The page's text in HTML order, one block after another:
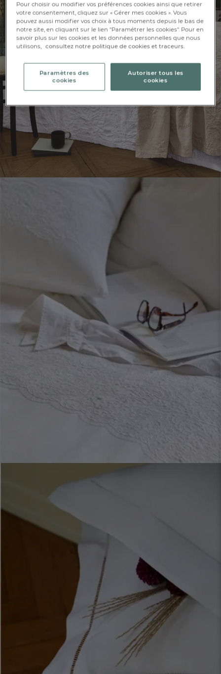
Pour choisir ou modifier vos préférences cookies ainsi que retirer
votre consentement, cliquez sur « Gérer mes cookies ». Vous
pouvez aussi modifier vos choix à tous moments depuis le bas de
notre site, en cliquant sur le lien "Paramétrer les cookies". Pour en
savoir plus sur les cookies et les données personnelles que nous
utilisons, consultez notre politique de cookies et traceurs.
Paramètres des
cookies
Autoriser tous les
cookies